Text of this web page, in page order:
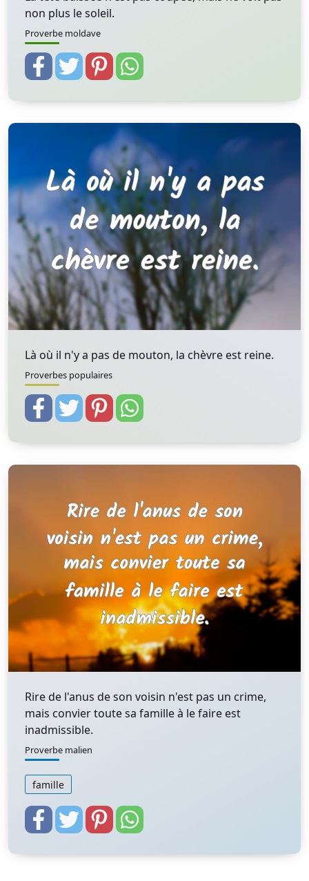
non plus le soleil.
Proverbe moldave
Là où il n'y a pas de mouton, la chèvre est reine.
Proverbes populaires
Rire de l'anus de son voisin n'est pas un crime,
mais convier toute sa famille à le faire est
inadmissible.
Proverbe malien
famille